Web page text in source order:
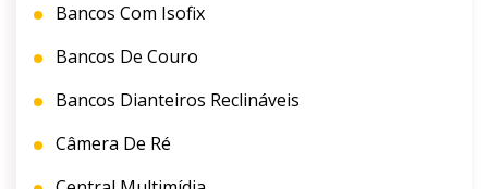
Bancos Com Isofix
Bancos De Couro
Bancos Dianteiros Reclináveis
Câmera De Ré